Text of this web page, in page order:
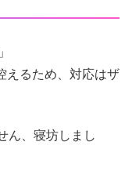
えるため、対応はザ
ん、寝坊しまし